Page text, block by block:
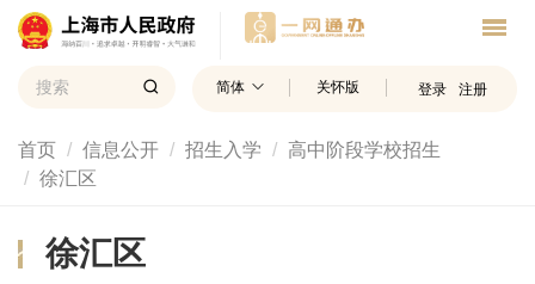
简体 关怀版 登录 注册
首页 信息公开 招生入学
高中阶段学校招生
徐汇区
徐汇区